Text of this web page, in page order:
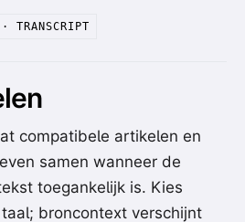
· TRANSCRIPT
compatibele artikelen en
samen wanneer de
toegankelijk is. Kies
broncontext verschijnt